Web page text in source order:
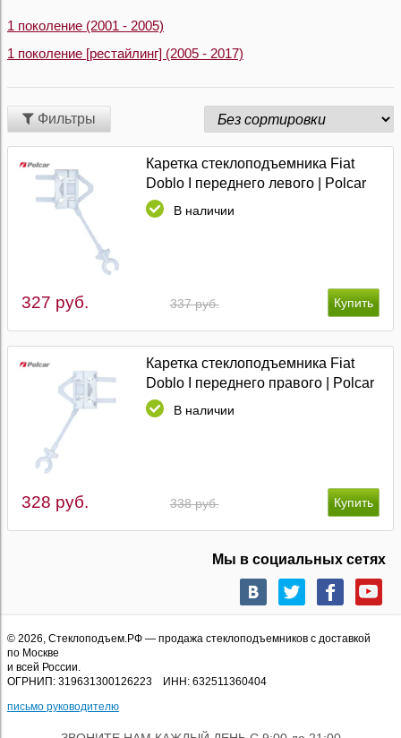
1 поколение (2001 - 2005)
1 поколение [рестайлинг] (2005 - 2017)
Фильтры
Каретка стеклоподъемника Fiat
Doblo I переднего левого | Polcar
В наличии
337 руб.
327 руб.
Каретка стеклоподъемника Fiat
Doblo I переднего правого | Polcar
В наличии
338 руб.
328 руб.
Мы в социальных сетях
© 2026, Стеклоподъем.РФ — продажа стеклоподъемников с доставкой
по Москве
и всей России.
ОГРНИП: 319631300126223 ИНН: 632511360404
письмо руководителю